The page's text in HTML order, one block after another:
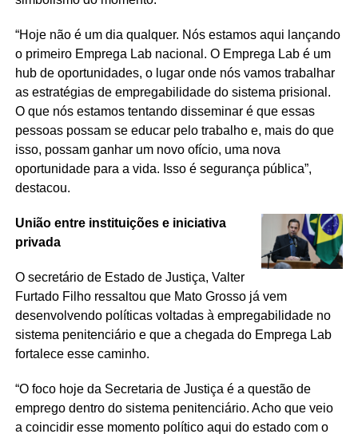
“Hoje não é um dia qualquer. Nós estamos aqui lançando
o primeiro Emprega Lab nacional. O Emprega Lab é um
hub de oportunidades, o lugar onde nós vamos trabalhar
as estratégias de empregabilidade do sistema prisional.
O que nós estamos tentando disseminar é que essas
pessoas possam se educar pelo trabalho e, mais do que
isso, possam ganhar um novo ofício, uma nova
oportunidade para a vida. Isso é segurança pública”,
destacou.
União entre instituições e iniciativa
privada
O secretário de Estado de Justiça, Valter
Furtado Filho ressaltou que Mato Grosso já vem
desenvolvendo políticas voltadas à empregabilidade no
sistema penitenciário e que a chegada do Emprega Lab
fortalece esse caminho.
“O foco hoje da Secretaria de Justiça é a questão de
emprego dentro do sistema penitenciário. Acho que veio
a coincidir esse momento político aqui do estado com o